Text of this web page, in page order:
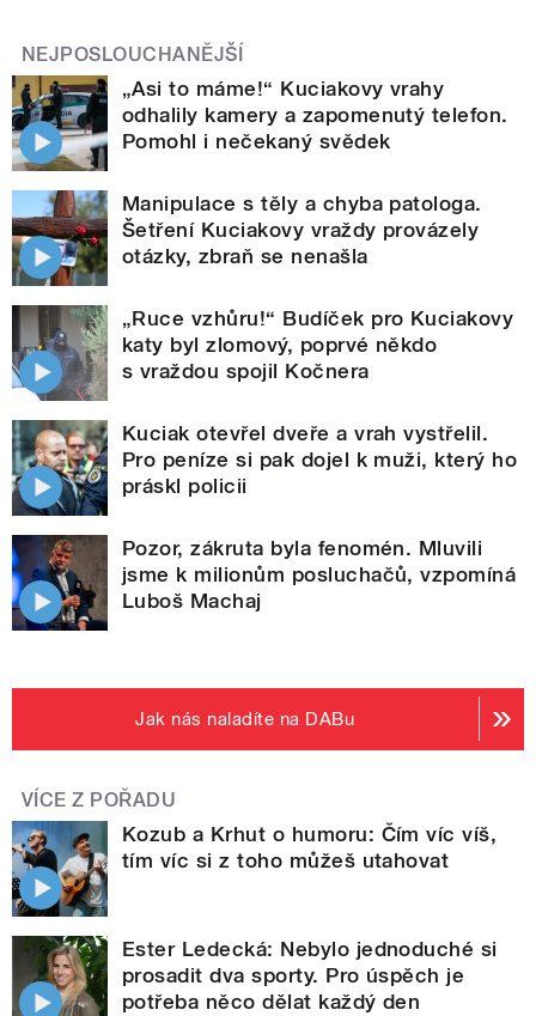
NEJPOSLOUCHANĚJŠÍ
„Asi to máme!“ Kuciakovy vrahy
odhalily kamery a zapomenutý telefon.
Pomohl i nečekaný svědek
Manipulace s těly a chyba patologa.
Šetření Kuciakovy vraždy provázely
otázky, zbraň se nenašla
„Ruce vzhůru!“ Budíček pro Kuciakovy
katy byl zlomový, poprvé někdo
s vraždou spojil Kočnera
Kuciak otevřel dveře a vrah vystřelil.
Pro peníze si pak dojel k muži, který ho
práskl policii
Pozor, zákruta byla fenomén. Mluvili
jsme k milionům posluchačů, vzpomíná
Luboš Machaj
Jak nás naladíte na DABu
VÍCE Z POŘADU
Kozub a Krhut o humoru: Čím víc víš,
tím víc si z toho můžeš utahovat
Ester Ledecká: Nebylo jednoduché si
prosadit dva sporty. Pro úspěch je
potřeba něco dělat každý den